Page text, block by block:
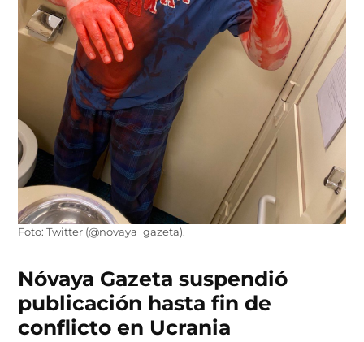
Foto: Twitter (@novaya_gazeta).
Nóvaya Gazeta suspendió
publicación hasta fin de
conflicto en Ucrania